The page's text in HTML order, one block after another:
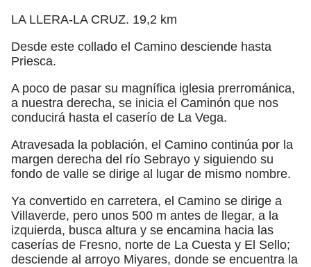
LA LLERA-LA CRUZ. 19,2 km
Desde este collado el Camino desciende hasta
Priesca.
A poco de pasar su magnífica iglesia prerrománica,
a nuestra derecha, se inicia el Caminón que nos
conducirá hasta el caserío de La Vega.
Atravesada la población, el Camino continúa por la
margen derecha del río Sebrayo y siguiendo su
fondo de valle se dirige al lugar de mismo nombre.
Ya convertido en carretera, el Camino se dirige a
Villaverde, pero unos 500 m antes de llegar, a la
izquierda, busca altura y se encamina hacia las
caserías de Fresno, norte de La Cuesta y El Sello;
desciende al arroyo Miyares, donde se encuentra la